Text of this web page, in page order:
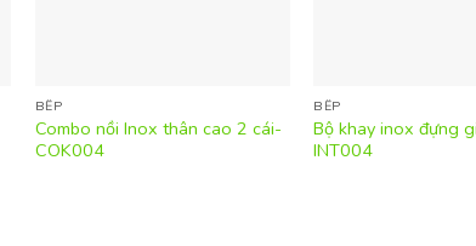
BẾP
Combo nồi Inox thân cao 2 cái-
COK004
BẾP
Bộ khay inox đựng
INT004